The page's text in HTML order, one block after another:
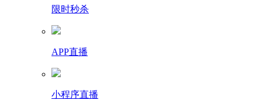
限时秒杀
APP直播
小程序直播